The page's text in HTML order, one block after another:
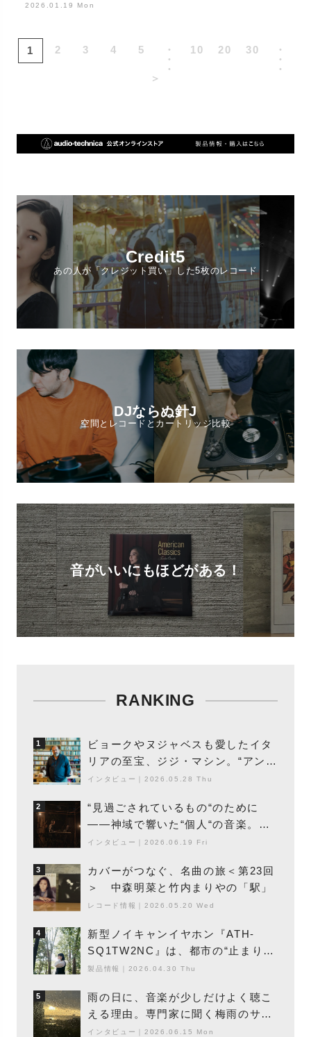
−』
2026.01.19 Mon
1 2 3 4 5
・
・
・
10 20 30
・
・
・
＞
Credit5
あの人が「クレジット買い」した5枚のレコード
DJならぬ針J
空間とレコードとカートリッジ比較
音がいいにもほどがある！
RANKING
1
ビョークやヌジャベスも愛したイタ
リアの至宝、ジジ・マシン。“アンビ
エントの巨匠”が明かす創作の原点
インタビュー 2026.05.28 Thu
2
“見過ごされているもの“のために
――神域で響いた“個人“の音楽。冥
丁の『赤城 夜神楽』をレポート
インタビュー 2026.06.19 Fri
3
カバーがつなぐ、名曲の旅＜第23回
＞ 中森明菜と竹内まりやの「駅」
レコード情報 2026.05.20 Wed
4
新型ノイキャンイヤホン『ATH-
SQ1TW2NC』は、都市の“止まり
木”になり得るーシンガーソングライ
製品情報 2026.04.30 Thu
5
雨の日に、音楽が少しだけよく聴こ
える理由。専門家に聞く梅雨のサウ
ンドスケープ
インタビュー 2026.06.15 Mon